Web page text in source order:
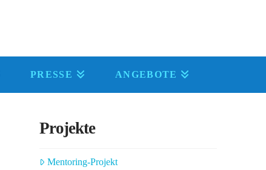
PRESSE ANGEBOTE
Projekte
Mentoring-Projekt